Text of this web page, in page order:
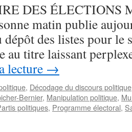
DES ÉLECTIONS
matin publie
des listes pour le
au titre laissant
lecture →
, Décodage du discours politique
Bernier, Manipulation politique,
politiques, Programme électoral,